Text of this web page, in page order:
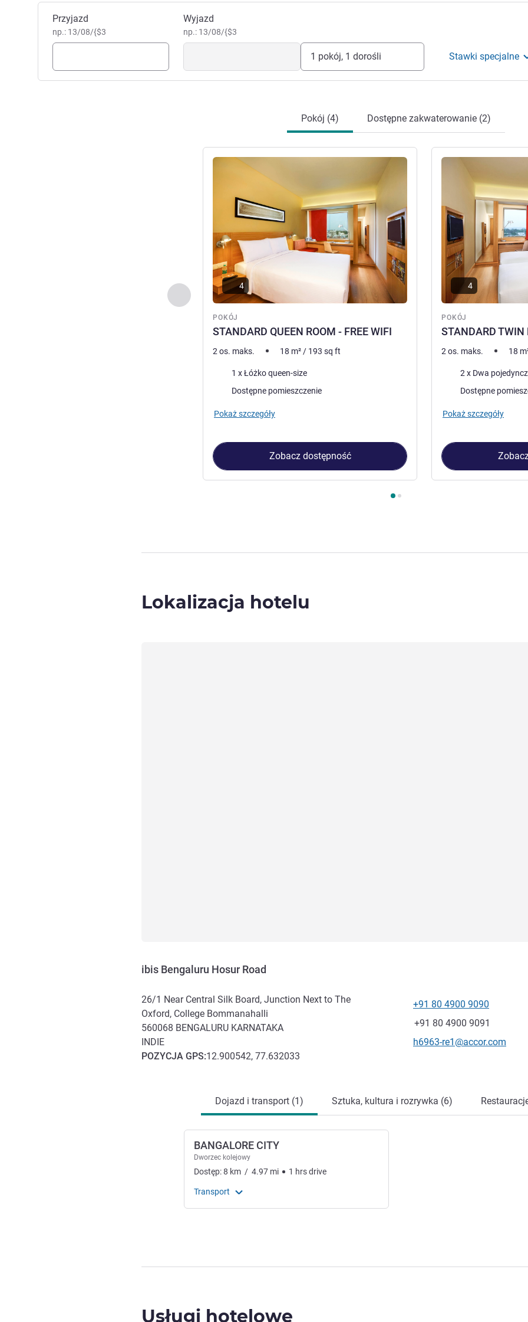
Zarezerwuj ten hotel
Przyjazd
np.: 13/08/{$3
Wyjazd
np.: 13/08/{$3
1 pokój, 1 dorośli Stawki specjalne
Pokój (4) Dostępne zakwaterowanie (2)
Poprzedni - Pokój
POKÓJ
STANDARD QUEEN ROOM - FREE WIFI
Pokaż szczegóły
4
2 os. maks. 18 m² / 193 sq ft
Pościel1 x Łóżko queen-size
Dostępne pomieszczenie
Pokaż szczegóły
Zobacz dostępność
POKÓJ
STANDARD TWIN
Pokaż szczegóły
4
2 os. maks. 18
Pościel2 x Dwa
Dostępne
Pokaż szczegóły
Lokalizacja hotelu
ibis Bengaluru Hosur Road
26/1 Near Central Silk Board, Junction Next to The
Oxford, College Bommanahalli
560068 BENGALURU KARNATAKA
INDIE
POZYCJA GPS:12.900542, 77.632033
Telefon
+91 80 4900 9090
Faks
+91 80 4900 9091
Kontaktowy adres e-mail
h6963-re1@accor.com
Dojazd i transport (1) Sztuka, kultura i rozrywka (6)
BANGALORE CITY
Dworzec kolejowy
Dostęp:8 km / 4.97 mi 1 hrsdrive
Transport
Usługi hotelowe